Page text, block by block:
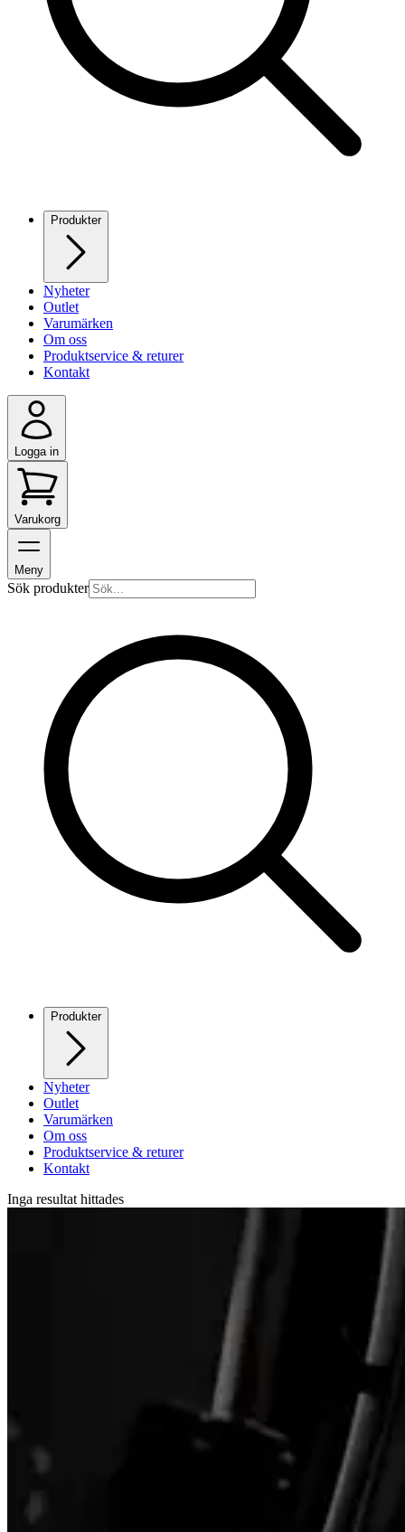
Produkter
Nyheter
Outlet
Varumärken
Om oss
Produktservice & returer
Kontakt
Logga in
Varukorg
Meny
Sök produkter
Produkter
Nyheter
Outlet
Varumärken
Om oss
Produktservice & returer
Kontakt
Inga resultat hittades